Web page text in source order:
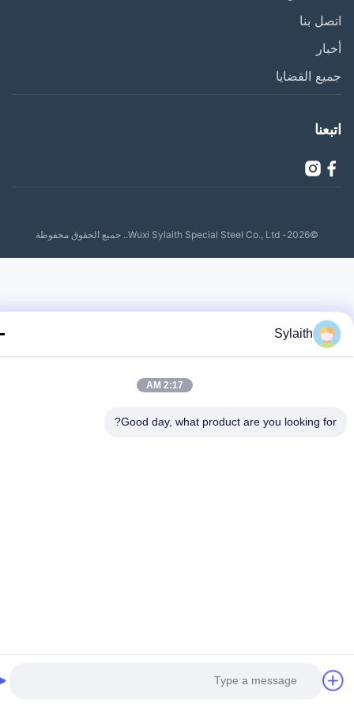
بنا
القضايا
Sylaith
2:17 AM
Good day, what product are you looking